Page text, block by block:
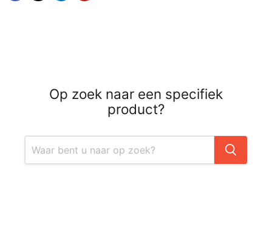
Op zoek naar een specifiek
product?